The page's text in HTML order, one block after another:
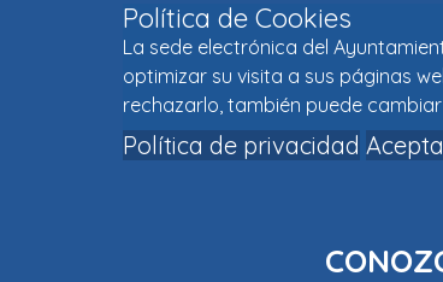
Política de Cookies
La sede electrónica del
optimizar su visita a sus páginas
rechazarlo, también puede
Política de privacidad